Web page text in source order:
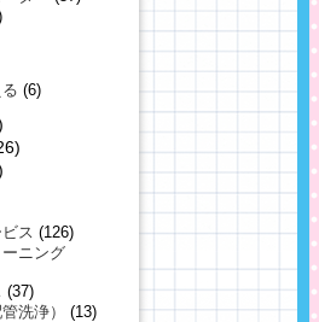
(6)
ス (126)
ニング
(37)
洗浄）
(13)